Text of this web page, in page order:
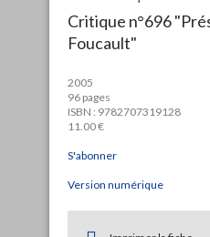
Critique n°696
Foucault"
2005
96 pages
ISBN : 9782707319128
11.00 €
S'abonner
Version numérique